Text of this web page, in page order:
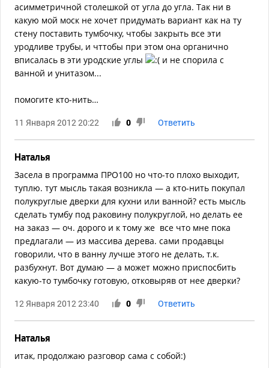
асимметричной столешкой от угла до угла. Так ни в
какую мой моск не хочет придумать вариант как на ту
стену поставить тумбочку, чтобы закрыть все эти
уродливе трубы, и чттобы при этом она органично
вписалась в эти уродские углы
и не спорила с
ванной и унитазом...
помогите кто-нить…
11 Января 2012 20:22 0 Ответить
Наталья
Засела в программа ПРО100 но что-то плохо выходит,
туплю. тут мысль такая возникла — а кто-нить покупал
полукруглые дверки для кухни или ванной? есть мысль
сделать тумбу под раковину полукруглой, но делать ее
на заказ — оч. дорого и к тому же все что мне пока
предлагали — из массива дерева. сами продавцы
говорили, что в ванну лучше этого не делать, т.к.
разбухнут. Вот думаю — а может можно приспосбить
какую-то тумбочку готовую, отковыряв от нее дверки?
12 Января 2012 23:40 0 Ответить
Наталья
итак, продолжаю разговор сама с собой:)